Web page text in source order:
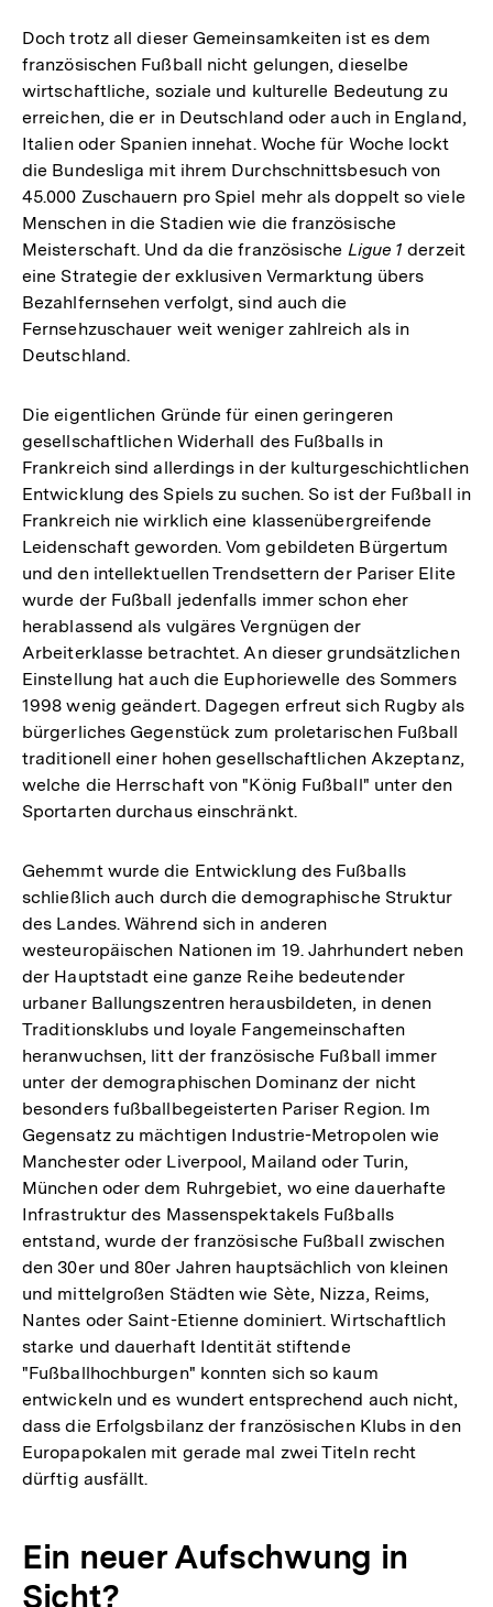
Doch trotz all dieser Gemeinsamkeiten ist es dem
französischen Fußball nicht gelungen, dieselbe
wirtschaftliche, soziale und kulturelle Bedeutung zu
erreichen, die er in Deutschland oder auch in England,
Italien oder Spanien innehat. Woche für Woche lockt
die Bundesliga mit ihrem Durchschnittsbesuch von
45.000 Zuschauern pro Spiel mehr als doppelt so viele
Menschen in die Stadien wie die französische
Meisterschaft. Und da die französische Ligue 1 derzeit
eine Strategie der exklusiven Vermarktung übers
Bezahlfernsehen verfolgt, sind auch die
Fernsehzuschauer weit weniger zahlreich als in
Deutschland.
Die eigentlichen Gründe für einen geringeren
gesellschaftlichen Widerhall des Fußballs in
Frankreich sind allerdings in der kulturgeschichtlichen
Entwicklung des Spiels zu suchen. So ist der Fußball in
Frankreich nie wirklich eine klassenübergreifende
Leidenschaft geworden. Vom gebildeten Bürgertum
und den intellektuellen Trendsettern der Pariser Elite
wurde der Fußball jedenfalls immer schon eher
herablassend als vulgäres Vergnügen der
Arbeiterklasse betrachtet. An dieser grundsätzlichen
Einstellung hat auch die Euphoriewelle des Sommers
1998 wenig geändert. Dagegen erfreut sich Rugby als
bürgerliches Gegenstück zum proletarischen Fußball
traditionell einer hohen gesellschaftlichen Akzeptanz,
welche die Herrschaft von "König Fußball" unter den
Sportarten durchaus einschränkt.
Gehemmt wurde die Entwicklung des Fußballs
schließlich auch durch die demographische Struktur
des Landes. Während sich in anderen
westeuropäischen Nationen im 19. Jahrhundert neben
der Hauptstadt eine ganze Reihe bedeutender
urbaner Ballungszentren herausbildeten, in denen
Traditionsklubs und loyale Fangemeinschaften
heranwuchsen, litt der französische Fußball immer
unter der demographischen Dominanz der nicht
besonders fußballbegeisterten Pariser Region. Im
Gegensatz zu mächtigen Industrie-Metropolen wie
Manchester oder Liverpool, Mailand oder Turin,
München oder dem Ruhrgebiet, wo eine dauerhafte
Infrastruktur des Massenspektakels Fußballs
entstand, wurde der französische Fußball zwischen
den 30er und 80er Jahren hauptsächlich von kleinen
und mittelgroßen Städten wie Sète, Nizza, Reims,
Nantes oder Saint-Etienne dominiert. Wirtschaftlich
starke und dauerhaft Identität stiftende
"Fußballhochburgen" konnten sich so kaum
entwickeln und es wundert entsprechend auch nicht,
dass die Erfolgsbilanz der französischen Klubs in den
Europapokalen mit gerade mal zwei Titeln recht
dürftig ausfällt.
Ein neuer Aufschwung in
Sicht?